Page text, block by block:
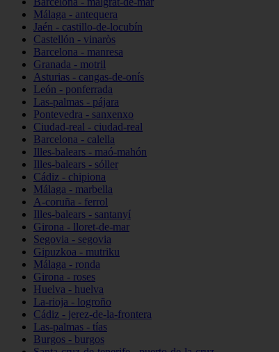
Málaga - antequera
Jaén - castillo-de-locubín
Castellón - vinaròs
Barcelona - manresa
Granada - motril
Asturias - cangas-de-onís
León - ponferrada
Las-palmas - pájara
Pontevedra - sanxenxo
Ciudad-real - ciudad-real
Barcelona - calella
Illes-balears - maó-mahón
Illes-balears - sóller
Cádiz - chipiona
Málaga - marbella
A-coruña - ferrol
Illes-balears - santanyí
Girona - lloret-de-mar
Segovia - segovia
Gipuzkoa - mutriku
Málaga - ronda
Girona - roses
Huelva - huelva
La-rioja - logroño
Cádiz - jerez-de-la-frontera
Las-palmas - tías
Burgos - burgos